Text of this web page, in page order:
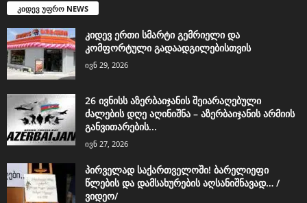
კიდევ უფრო NEWS
კიდევ ერთი სმარტი გემრიელი და
კომფორტული გადაადგილებისთვის
ივნ 29, 2026
26 ივნისს აზერბაიჯანის შეიარაღებული
ძალების დღე აღინიშნა – აზერბაიჯანის არმიის
განვითარების...
ივნ 27, 2026
პირველად საქართველოში! ბარელიეფი
წლების და დამსახურების აღსანიშნავად… /
ვიდეო/